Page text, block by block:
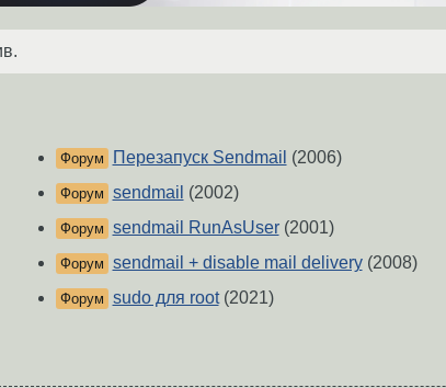
Форум Перезапуск Sendmail (2006)
Форум sendmail (2002)
Форум sendmail RunAsUser(2001)
Форум sendmail + disable mail delivery(2008)
Форум sudo для root(2021)